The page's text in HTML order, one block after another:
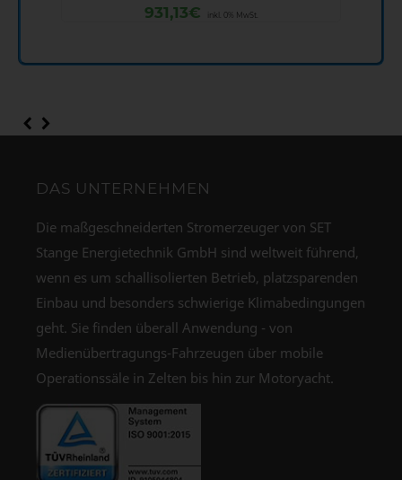
931,13€ inkl. 0% MwSt.
DAS UNTERNEHMEN
Die maßgeschneiderten Stromerzeuger von SET
Stange Energietechnik GmbH sind weltweit führend,
wenn es um schallisolierten Betrieb, platzsparenden
Einbau und besonders schwierige Klimabedingungen
geht. Sie finden überall Anwendung - von
Medienübertragungs-Fahrzeugen über mobile
Operationssäle in Zelten bis hin zur Motoryacht.